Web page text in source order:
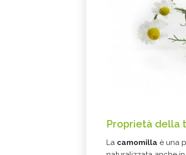
Proprietà della
La camomilla è una